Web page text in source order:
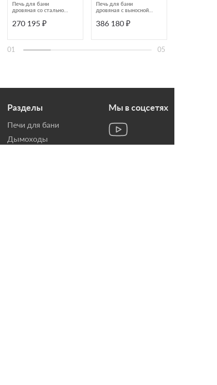
Печь для бани
дровяная со стальной
Original 110_s
270 195 ₽
Печь для бани
дровяная с выносной
ОНЕГО-25 SA 150
386 180 ₽
01 05
Разделы
Печи для бани
Дымоходы
Мы в соцсетях